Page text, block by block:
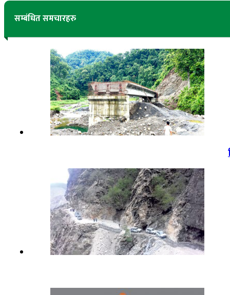
सम्बंधित समचारहरु